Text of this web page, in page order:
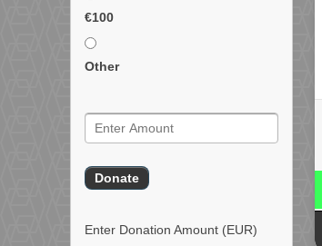
€100
Other
Enter Donation Amount (EUR)